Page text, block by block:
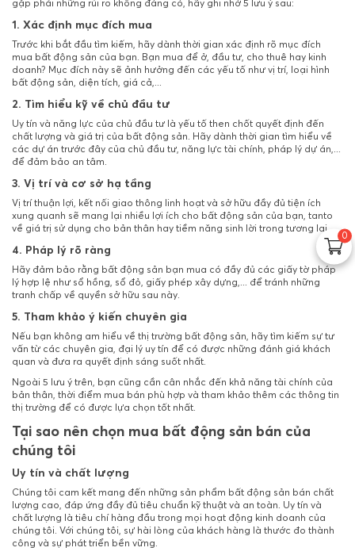
0
gặp phải những rủi ro không đáng có, hãy ghi nhớ 5 lưu ý sau:
1. Xác định mục đích mua
Trước khi bắt đầu tìm kiếm, hãy dành thời gian xác định rõ mục đích
mua bất động sản của bạn. Bạn mua để ở, đầu tư, cho thuê hay kinh
doanh? Mục đích này sẽ ảnh hưởng đến các yếu tố như vị trí, loại hình
bất động sản, diện tích, giá cả,...
2. Tìm hiểu kỹ về chủ đầu tư
Uy tín và năng lực của chủ đầu tư là yếu tố then chốt quyết định đến
chất lượng và giá trị của bất động sản. Hãy dành thời gian tìm hiểu về
các dự án trước đây của chủ đầu tư, năng lực tài chính, pháp lý dự án,...
để đảm bảo an tâm.
3. Vị trí và cơ sở hạ tầng
Vị trí thuận lợi, kết nối giao thông linh hoạt và sở hữu đầy đủ tiện ích
xung quanh sẽ mang lại nhiều lợi ích cho bất động sản của bạn, tanto
về giá trị sử dụng cho bản thân hay tiềm năng sinh lời trong tương lai.
4. Pháp lý rõ ràng
Hãy đảm bảo rằng bất động sản bạn mua có đầy đủ các giấy tờ pháp
lý hợp lệ như sổ hồng, sổ đỏ, giấy phép xây dựng,... để tránh những
tranh chấp về quyền sở hữu sau này.
5. Tham khảo ý kiến chuyên gia
Nếu bạn không am hiểu về thị trường bất động sản, hãy tìm kiếm sự tư
vấn từ các chuyên gia, đại lý uy tín để có được những đánh giá khách
quan và đưa ra quyết định sáng suốt nhất.
Ngoài 5 lưu ý trên, bạn cũng cần cân nhắc đến khả năng tài chính của
bản thân, thời điểm mua bán phù hợp và tham khảo thêm các thông tin
thị trường để có được lựa chọn tốt nhất.
Tại sao nên chọn mua bất động sản bán của
chúng tôi
Uy tín và chất lượng
Chúng tôi cam kết mang đến những sản phẩm bất động sản bán chất
lượng cao, đáp ứng đầy đủ tiêu chuẩn kỹ thuật và an toàn. Uy tín và
chất lượng là tiêu chí hàng đầu trong mọi hoạt động kinh doanh của
chúng tôi. Với chúng tôi, sự hài lòng của khách hàng là thước đo thành
công và sự phát triển bền vững.